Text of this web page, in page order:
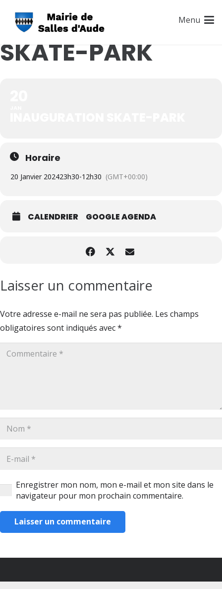
Menu
INAUGURATION
SKATE-PARK
Horaire
20 Janvier 202423h30-12h30 (GMT+00:00)
CALENDRIER GOOGLE AGENDA
Laisser un commentaire
Votre adresse e-mail ne sera pas publiée. Les champs
obligatoires sont indiqués avec*
Enregistrer mon nom, mon e-mail et mon site dans le
navigateur pour mon prochain commentaire.
Laisser un commentaire